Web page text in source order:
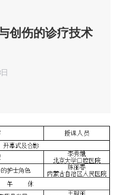
创伤的诊疗技术